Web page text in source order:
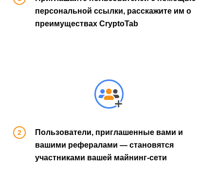
персональной ссылки, расскажите им о
преимуществах CryptoTab
Пользователи, приглашенные вами и
вашими рефералами — становятся
участниками вашей майнинг-сети